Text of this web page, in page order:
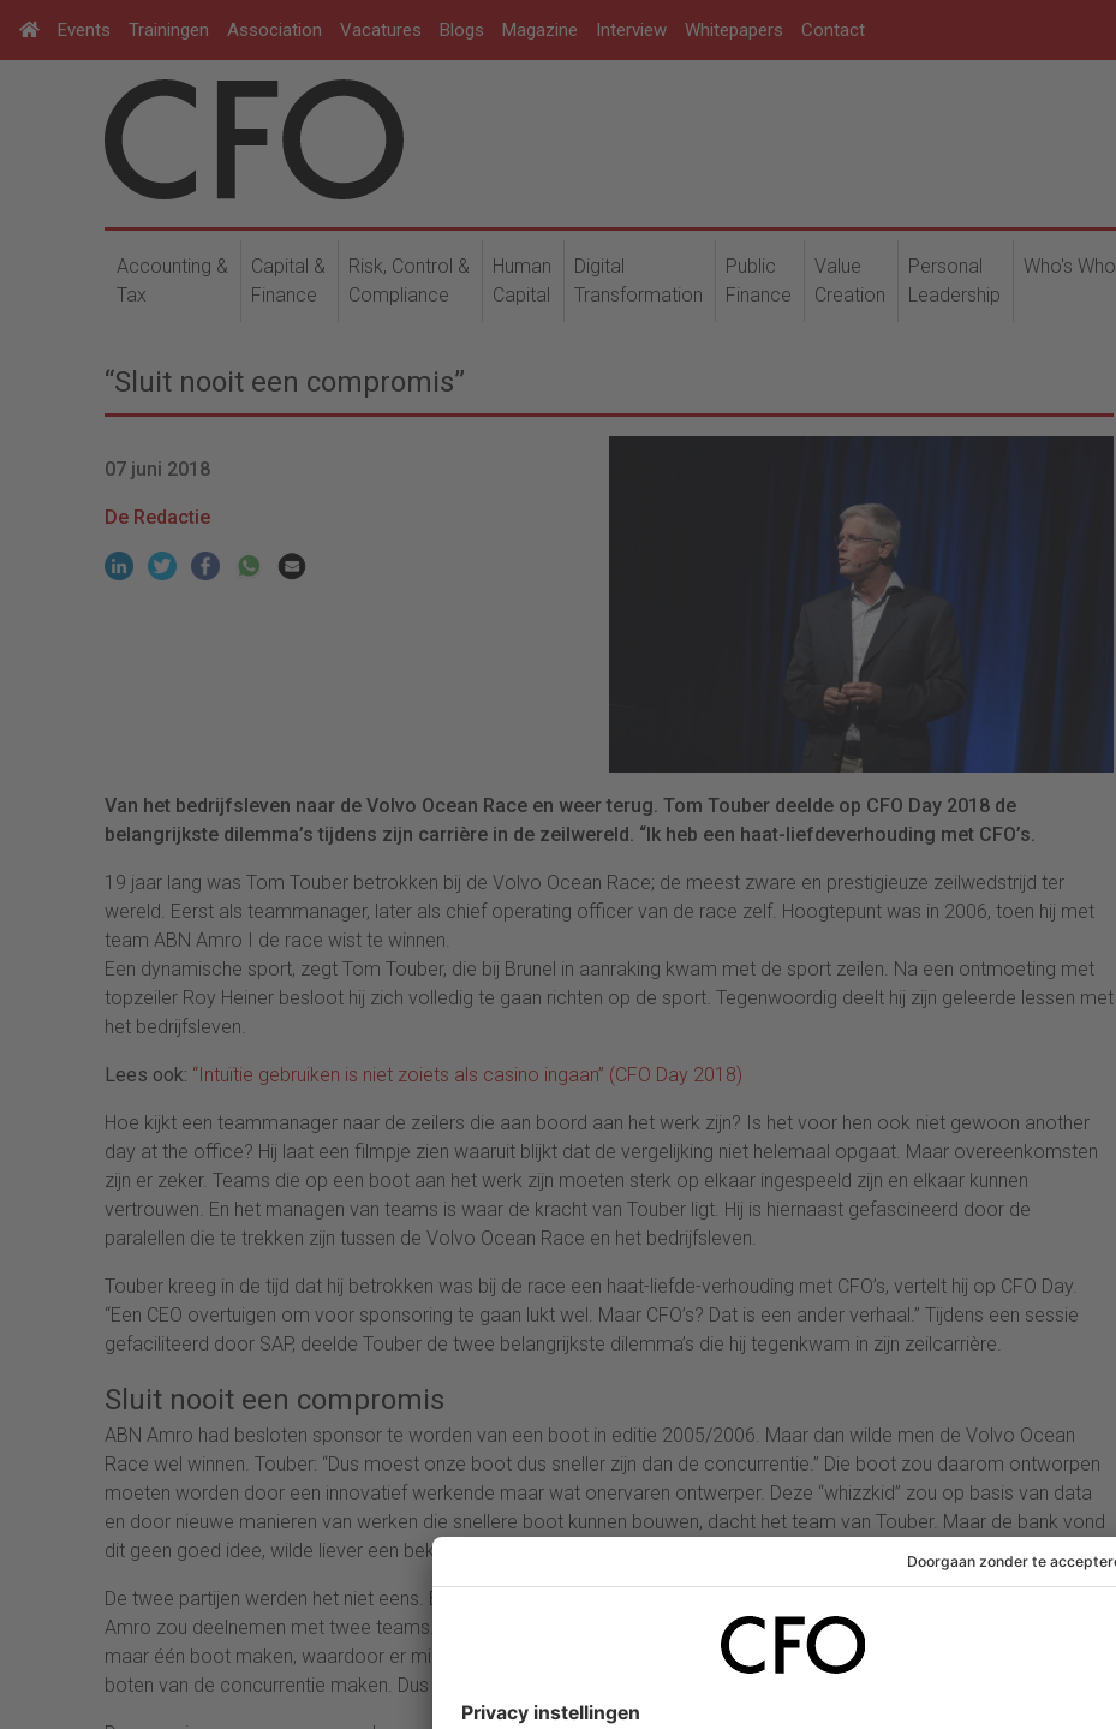
Events Trainingen Association Vacatures Blogs Magazine Interview Whitepapers Contact
Accounting &
Tax
Capital &
Finance
Risk, Control &
Compliance
Human
Capital
Digital
Transformation
Public
Finance
Value
Creation
Personal
Leadership
Who's Who
“Sluit nooit een compromis”
07 juni 2018
De Redactie
Van het bedrijfsleven naar de Volvo Ocean Race en weer terug. Tom Touber deelde op CFO Day 2018 de
belangrijkste dilemma’s tijdens zijn carrière in de zeilwereld. “Ik heb een haat-liefdeverhouding met CFO’s.
19 jaar lang was Tom Touber betrokken bij de Volvo Ocean Race; de meest zware en prestigieuze zeilwedstrijd ter
wereld. Eerst als teammanager, later als chief operating officer van de race zelf. Hoogtepunt was in 2006, toen hij met
team ABN Amro I de race wist te winnen.
Een dynamische sport, zegt Tom Touber, die bij Brunel in aanraking kwam met de sport zeilen. Na een ontmoeting met
topzeiler Roy Heiner besloot hij zich volledig te gaan richten op de sport. Tegenwoordig deelt hij zijn geleerde lessen met
het bedrijfsleven.
Lees ook: “Intuïtie gebruiken is niet zoiets als casino ingaan” (CFO Day 2018)
Hoe kijkt een teammanager naar de zeilers die aan boord aan het werk zijn? Is het voor hen ook niet gewoon another
day at the office? Hij laat een filmpje zien waaruit blijkt dat de vergelijking niet helemaal opgaat. Maar overeenkomsten
zijn er zeker. Teams die op een boot aan het werk zijn moeten sterk op elkaar ingespeeld zijn en elkaar kunnen
vertrouwen. En het managen van teams is waar de kracht van Touber ligt. Hij is hiernaast gefascineerd door de
paralellen die te trekken zijn tussen de Volvo Ocean Race en het bedrijfsleven.
Touber kreeg in de tijd dat hij betrokken was bij de race een haat-liefde-verhouding met CFO’s, vertelt hij op CFO Day.
“Een CEO overtuigen om voor sponsoring te gaan lukt wel. Maar CFO’s? Dat is een ander verhaal.” Tijdens een sessie
gefaciliteerd door SAP, deelde Touber de twee belangrijkste dilemma’s die hij tegenkwam in zijn zeilcarrière.
Sluit nooit een compromis
ABN Amro had besloten sponsor te worden van een boot in editie 2005/2006. Maar dan wilde men de Volvo Ocean
Race wel winnen. Touber: “Dus moest onze boot dus sneller zijn dan de concurrentie.” Die boot zou daarom ontworpen
moeten worden door een innovatief werkende maar wat onervaren ontwerper. Deze “whizzkid” zou op basis van data
en door nieuwe manieren van werken die snellere boot kunnen bouwen, dacht het team van Touber. Maar de bank vond
dit geen goed idee, wilde liever een bekende ontwerper met een grote staat van dienst.
De twee partijen werden het niet eens. Een dilemma was ontstaan. Uiteindelijk werd besloten tot een compromis. ABN
Amro zou deelnemen met twee teams. Beide ontwerpers zouden een boot bouwen. “Maar daardoor kon onze bouwer
maar één boot maken, waardoor er minder mogelijkheden waren om te testen. En de ervaren ontwerper ging ook de
boten van de concurrentie maken. Dus hoe kun je dan nog de snelste zijn? Een compromis is de slechtste optie.”